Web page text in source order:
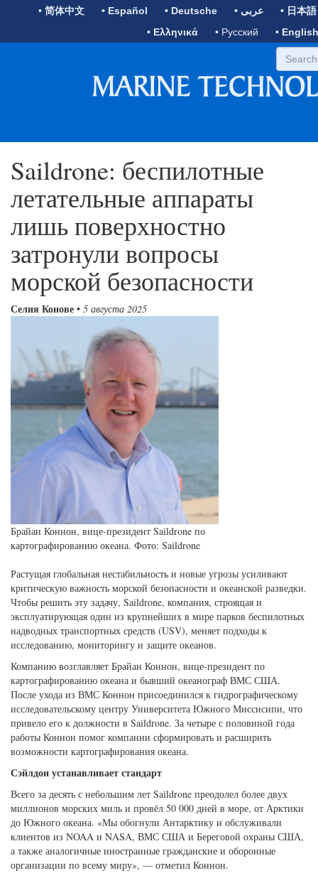
• 简体中文 • Español • Deutsche • عربى
• 日本語
• Ελληνικά
• Русский • English
Saildrone: беспилотные
летательные аппараты
лишь поверхностно
затронули вопросы
морской безопасности
Селия Конове • 5 августа 2025
Брайан Коннон, вице-президент Saildrone по
картографированию океана. Фото: Saildrone
Растущая глобальная нестабильность и новые угрозы усиливают
критическую важность морской безопасности и океанской разведки.
Чтобы решить эту задачу, Saildrone, компания, строящая и
эксплуатирующая один из крупнейших в мире парков беспилотных
надводных транспортных средств (USV), меняет подходы к
исследованию, мониторингу и защите океанов.
Компанию возглавляет Брайан Коннон, вице-президент по
картографированию океана и бывший океанограф ВМС США.
После ухода из ВМС Коннон присоединился к гидрографическому
исследовательскому центру Университета Южного Миссисипи, что
привело его к должности в Saildrone. За четыре с половиной года
работы Коннон помог компании сформировать и расширить
возможности картографирования океана.
Сэйлдон устанавливает стандарт
Всего за десять с небольшим лет Saildrone преодолел более двух
миллионов морских миль и провёл 50 000 дней в море, от Арктики
до Южного океана. «Мы обогнули Антарктику и обслуживали
клиентов из NOAA и NASA, ВМС США и Береговой охраны США,
а также аналогичные иностранные гражданские и оборонные
организации по всему миру», — отметил Коннон.